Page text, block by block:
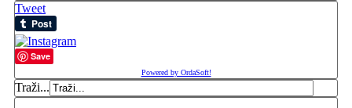
Tweet
Save
Powered by OrdaSoft!
Traži...